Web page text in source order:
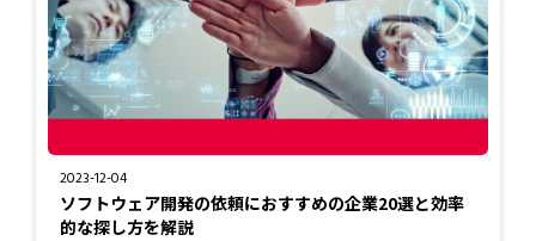
2023-12-04
ソフトウェア開発の依頼におすすめの企業20選と効率
的な探し方を解説